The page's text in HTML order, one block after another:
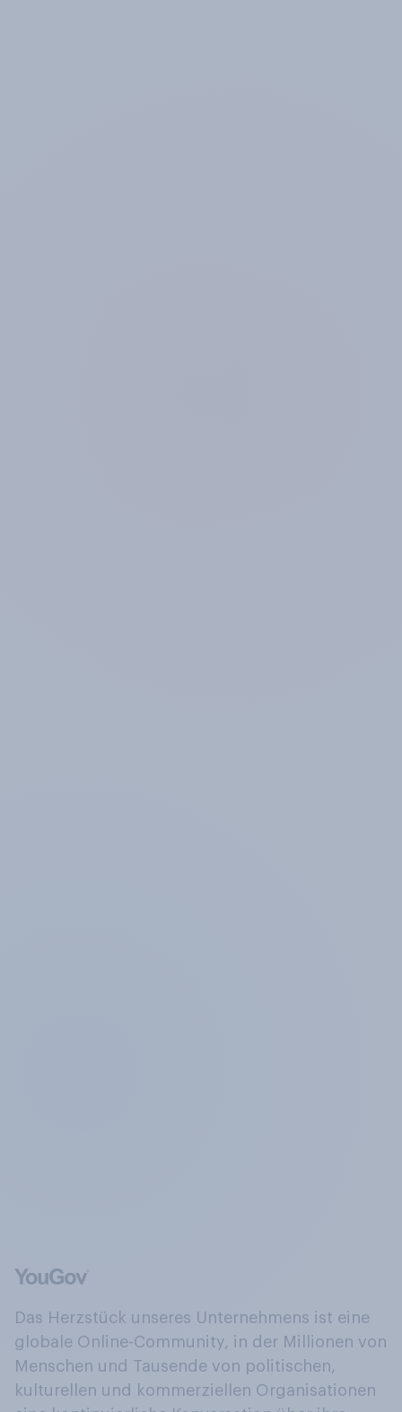
Das Herzstück unseres Unternehmens ist eine
globale Online-Community, in der Millionen von
Menschen und Tausende von politischen,
kulturellen und kommerziellen Organisationen